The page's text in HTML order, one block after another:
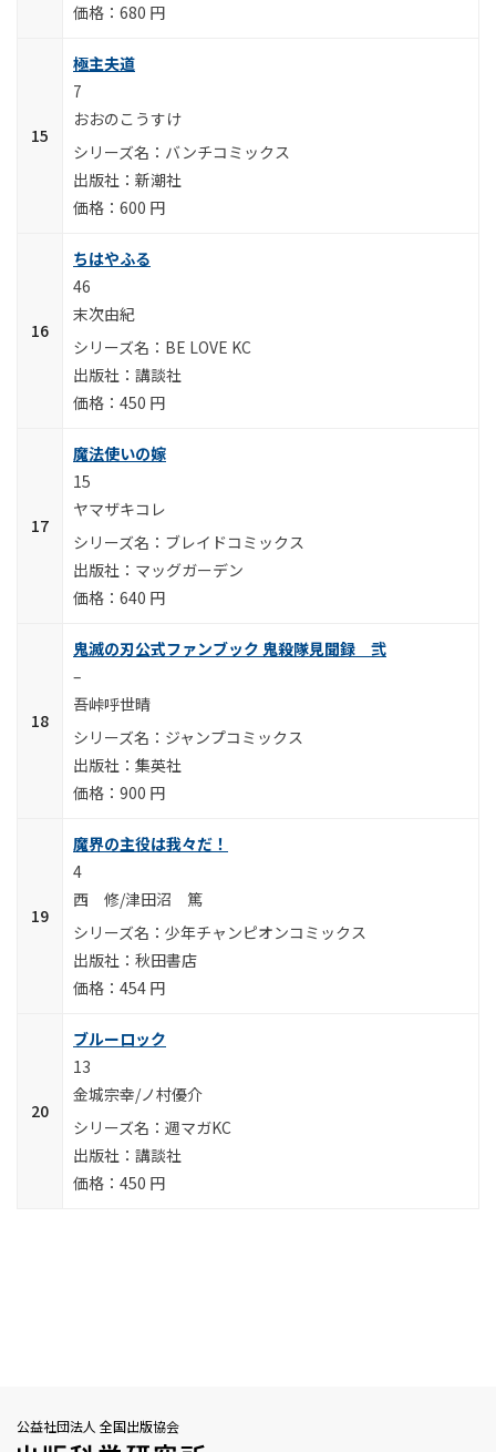
680 円
極主夫道
7
おおのこうすけ
バンチコミックス
新潮社
600 円
ちはやふる
46
末次由紀
BE LOVE KC
講談社
450 円
魔法使いの嫁
15
ヤマザキコレ
ブレイドコミックス
マッグガーデン
640 円
鬼滅の刃公式ファンブック 鬼殺隊見聞録 弐
–
吾峠呼世晴
ジャンプコミックス
集英社
900 円
魔界の主役は我々だ！
4
西 修/津田沼 篤
少年チャンピオンコミックス
秋田書店
454 円
ブルーロック
13
金城宗幸/ノ村優介
週マガKC
講談社
450 円
公益社団法人 全国出版協会